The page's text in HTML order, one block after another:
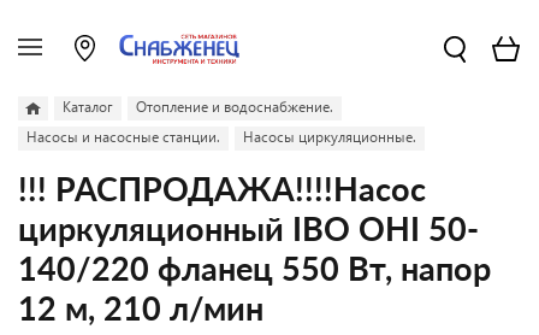
Каталог
Отопление и водоснабжение.
Насосы и насосные станции.
Насосы циркуляционные.
!!! РАСПРОДАЖА!!!!Насос
циркуляционный IBO OHI 50-
140/220 фланец 550 Вт, напор
12 м, 210 л/мин